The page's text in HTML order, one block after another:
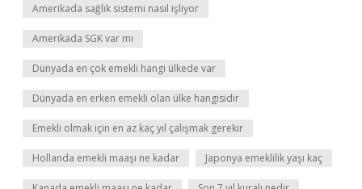
Amerikada sağlık sistemi nasıl işliyor
Amerikada SGK var mı
Dünyada en çok emekli hangi ülkede var
Dünyada en erken emekli olan ülke hangisidir
Emekli olmak için en az kaç yıl çalışmak gerekir
Hollanda emekli maaşı ne kadar Japonya emeklilik yaşı kaç